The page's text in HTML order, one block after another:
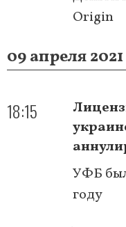
Origin
09 апреля 2021
18:15
УФБ
году